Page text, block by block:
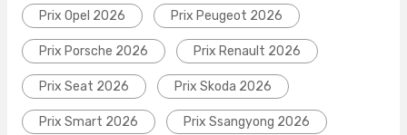
Prix Opel 2026 Prix Peugeot 2026
Prix Porsche 2026 Prix Renault 2026
Prix Seat 2026 Prix Skoda 2026
Prix Smart 2026 Prix Ssangyong 2026